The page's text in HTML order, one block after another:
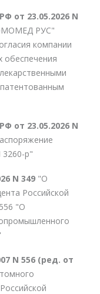
от 23.05.2026 N
РУС"
компании
от 23.05.2026 N
3260-р"
N 349 "О
Российской
"О
N 556 (ред. от